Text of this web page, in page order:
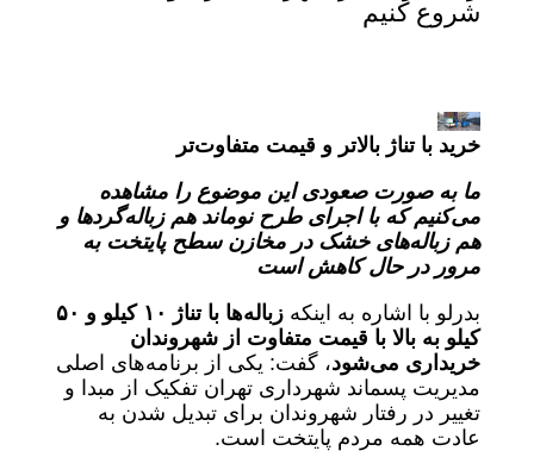
شروع کنیم
خرید با تناژ بالاتر و قیمت متفاوت‌تر
ما به صورت صعودی این موضوع را مشاهده
می‌کنیم که با اجرای طرح نوماند هم زباله‌گردها و
هم زباله‌های خشک در مخازن سطح پایتخت به
مرور در حال کاهش است
بدرلو با اشاره به اینکه
زباله‌ها با تناژ ۱۰ کیلو و ۵۰
کیلو به بالا با قیمت متفاوت از شهروندان
خریداری می‌شود، گفت: یکی از برنامه‌های اصلی
مدیریت پسماند شهرداری تهران تفکیک از مبدا و
تغییر در رفتار شهروندان برای تبدیل شدن به
عادت همه مردم پایتخت است.